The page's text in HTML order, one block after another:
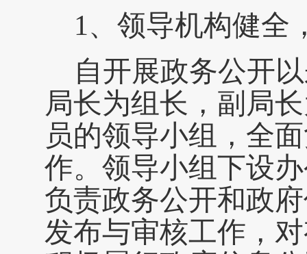
1、领导机构健全
自开展政务公开
局长为组长 ， 副 局
员的领导小组
，全
作。 领导小组下设
负责政务公开和政
发布与审核工作 ，